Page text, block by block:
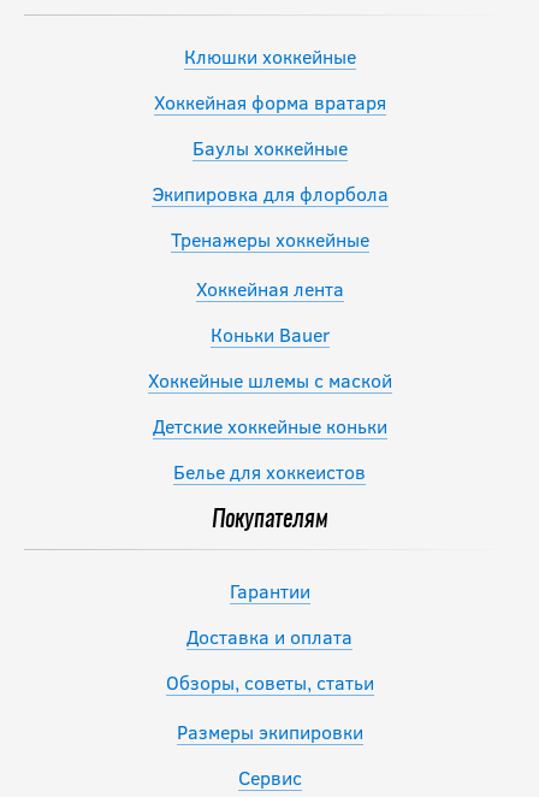
Клюшки хоккейные
Хоккейная форма вратаря
Баулы хоккейные
Экипировка для флорбола
Тренажеры хоккейные
Хоккейная лента
Коньки Bauer
Хоккейные шлемы с маской
Детские хоккейные коньки
Белье для хоккеистов
Покупателям
Гарантии
Доставка и оплата
Обзоры, советы, статьи
Размеры экипировки
Сервис